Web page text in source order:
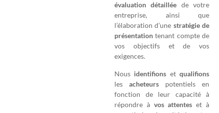
évaluation détaillée de votre
entreprise, ainsi que
l’élaboration d’une stratégie de
présentation tenant compte de
vos objectifs et de vos
exigences.
Nous identifions etqualifions
les acheteurs potentiels en
fonction de leur capacité à
répondre à vos attentes et à